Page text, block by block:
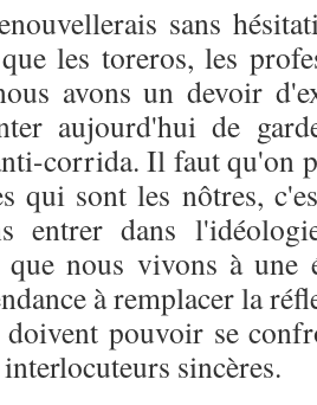
sans
les toreros, les
avons un devoir
aujourd'hui de
corrida. Il faut qu'on
qui sont les nôtres,
entrer dans
nous vivons à une
à remplacer la
pouvoir se
sincères.